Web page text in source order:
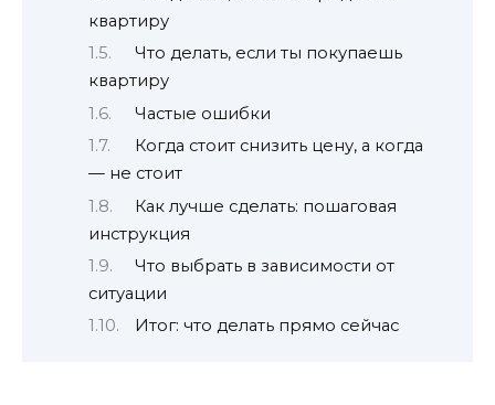
квартиру
Что делать, если ты покупаешь
квартиру
Частые ошибки
Когда стоит снизить цену, а когда
— не стоит
Как лучше сделать: пошаговая
инструкция
Что выбрать в зависимости от
ситуации
Итог: что делать прямо сейчас